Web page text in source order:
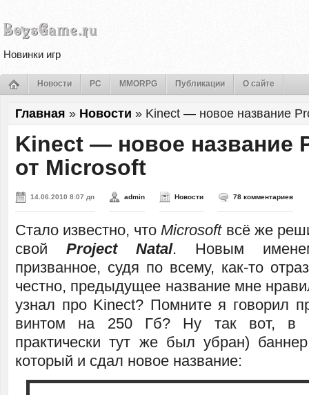
Новинки игр
Новости PC MMORPG Публикации О сайте
Главная » Новости » Kinect — новое название
Kinect — новое название
от Microsoft
14.06.2010 8:07 дп admin Новости 78 комментариев
Стало известно, чтоMicrosoft всё же
свой Project Natal. Новым
призванное, судя по всему, как-то
честно, предыдущее название мне
узнал про Kinect? Помните я говорил
винтом на 250 Гб? Ну так вот, в
практически тут же был убран)
который и сдал новое название: